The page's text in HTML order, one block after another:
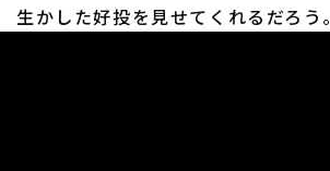
生かした好投を見せてくれるだろう。